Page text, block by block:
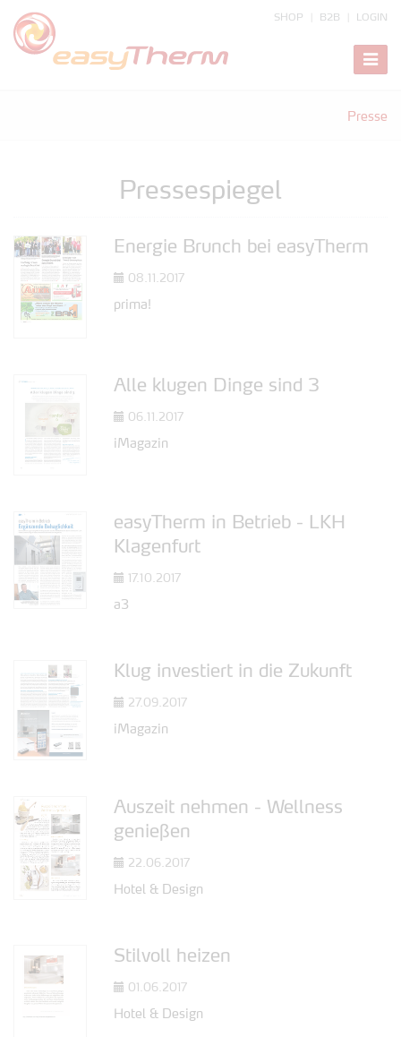
SHOP B2B LOGIN
zeige
Presse
Pressespiegel
Energie Brunch bei easyTherm
08.11.2017
prima!
Alle klugen Dinge sind 3
06.11.2017
iMagazin
easyTherm in Betrieb - LKH
Klagenfurt
17.10.2017
a3
Klug investiert in die Zukunft
27.09.2017
iMagazin
Auszeit nehmen - Wellness
genießen
22.06.2017
Hotel & Design
Stilvoll heizen
01.06.2017
Hotel & Design